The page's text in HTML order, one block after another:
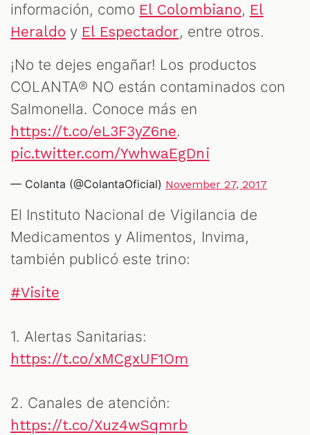
información, como El Colombiano, El
Heraldo y El Espectador, entre otros.
¡No te dejes engañar! Los productos
COLANTA® NO están contaminados con
Salmonella. Conoce más en
https://t.co/eL3F3yZ6ne.
pic.twitter.com/YwhwaEgDni
— Colanta (@ColantaOficial) November 27, 2017
El Instituto Nacional de Vigilancia de
Medicamentos y Alimentos, Invima,
también publicó este trino:
#Visite
1. Alertas Sanitarias:
https://t.co/xMCgxUF1Om
2. Canales de atención:
https://t.co/Xuz4wSqmrb